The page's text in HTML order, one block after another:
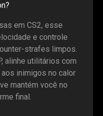
em CS2, esse
e controle
strafes limpos.
alinhe utilitários com
inimigos no calor
mantém você no
final.